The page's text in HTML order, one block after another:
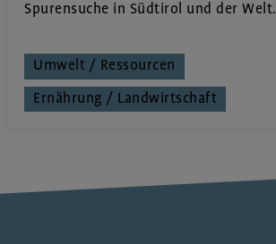
Spurensuche in Südtirol und der Welt.
Umwelt / Ressourcen
Ernährung / Landwirtschaft